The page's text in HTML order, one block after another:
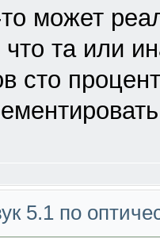
может
та или
сто
5.1 по